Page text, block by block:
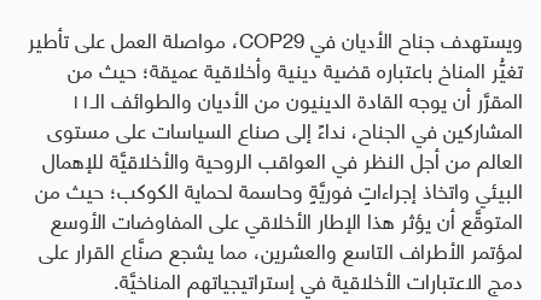
ويستهدف جناح الأديان فيCOP29، مواصلة العمل على تأطير
تغيُّر المناخ باعتباره قضية دينية وأخلاقية عميقة؛ حيث من
المقرَّر أن يوجه القادة الدينيون من الأديان والطوائف الـ١١
المشاركين في الجناح، نداءً إلى صناع السياسات على مستوى
العالم من أجل النظر في العواقب الروحية والأخلاقيَّة للإهمال
البيئي واتخاذ إجراءاتٍ فوريَّةٍ وحاسمة لحماية الكوكب؛ حيث من
المتوقَّع أن يؤثر هذا الإطار الأخلاقي على المفاوضات الأوسع
لمؤتمر الأطراف التاسع والعشرين، مما يشجع صنَّاع القرار على
دمج الاعتبارات الأخلاقية في إستراتيجياتهم المناخيَّة.